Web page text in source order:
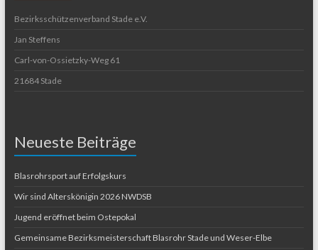
Bezirksschützenverband Stade e.V.
Jan Steffens
Carl-von-Ossietzky-Weg 61
21684 Stade
Neueste Beiträge
Blasrohrsport auf Erfolgskurs
Wir sind Alterskönigin 2026 NWDSB
Jugend eröffnet beim Ostepokal
Gemeinsame Bezirksmeisterschaft Blasrohr Stade und Weser-Elbe